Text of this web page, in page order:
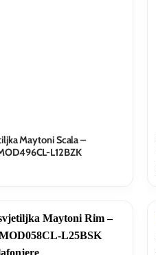
Maytoni Scala –
L12BZK